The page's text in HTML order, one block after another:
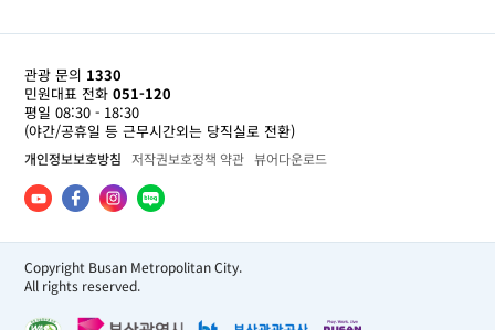
관광 문의 1330
민원대표 전화 051-120
평일 08:30 - 18:30
(야간/공휴일 등 근무시간외는 당직실로 전환)
개인정보보호방침 저작권보호정책 약관 뷰어다운로드
Copyright Busan Metropolitan City.
All rights reserved.